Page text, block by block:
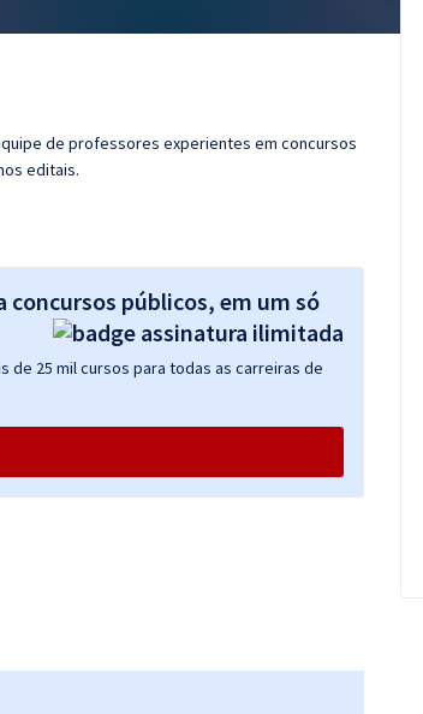
de professores experientes em concursos
editais.
concursos públicos, em um só
de 25 mil cursos para todas as carreiras de